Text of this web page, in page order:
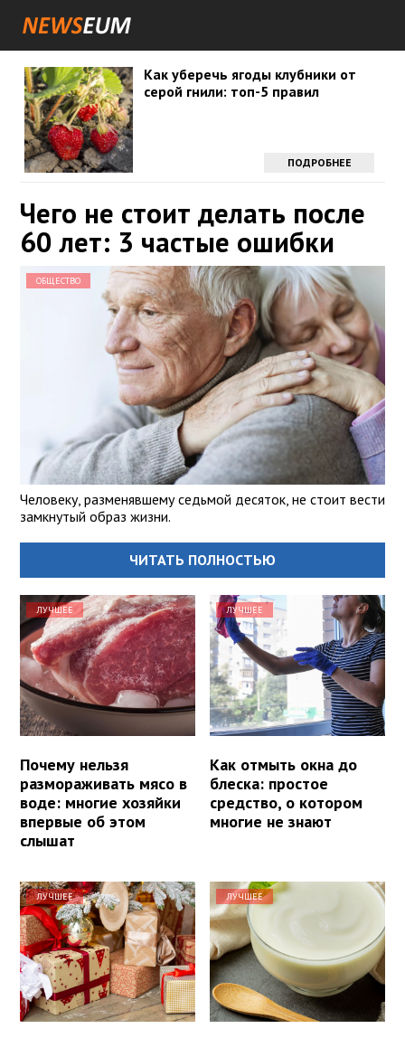
Как уберечь ягоды клубники от
серой гнили: топ-5 правил
ПОДРОБНЕЕ
Чего не стоит делать после
60 лет: 3 частые ошибки
ОБЩЕСТВО
Человеку, разменявшему седьмой десяток, не стоит вести
замкнутый образ жизни.
ЧИТАТЬ ПОЛНОСТЬЮ
ЛУЧШЕЕ
Почему нельзя
размораживать мясо в
воде: многие хозяйки
впервые об этом
слышат
ЛУЧШЕЕ
Как отмыть окна до
блеска: простое
средство, о котором
многие не знают
ЛУЧШЕЕ ЛУЧШЕЕ